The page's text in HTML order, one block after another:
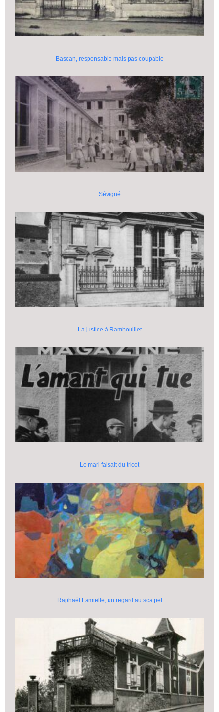
Bascan, responsable mais pas coupable
Sévigné
La justice à Rambouillet
Le mari faisait du tricot
Raphaël Lamielle, un regard au scalpel